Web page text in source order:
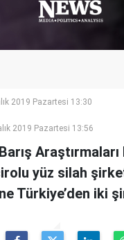
2019 Pazartesi 13:30
2019 Pazartesi 13:56
Araştırmaları
yüz silah
Türkiye’den iki